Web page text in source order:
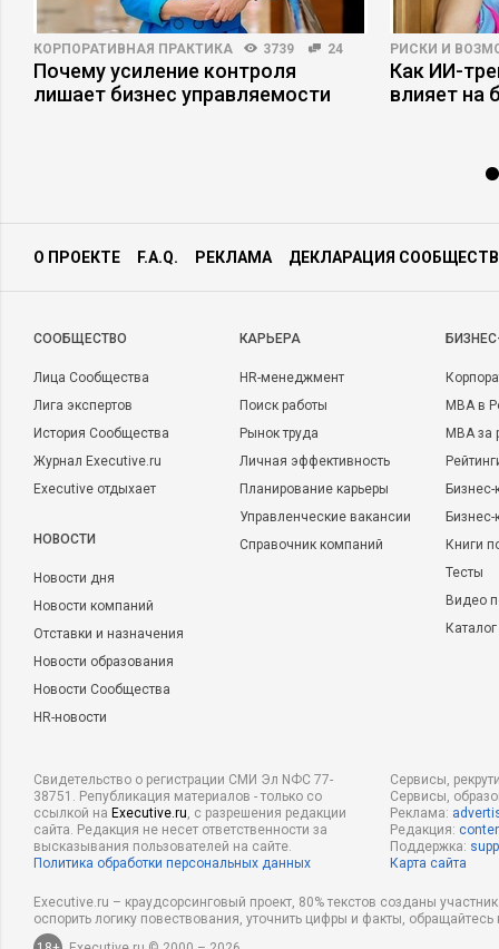
КОРПОРАТИВНАЯ ПРАКТИКА 3739 24
Почему усиление контроля
лишает бизнес управляемости
РИСКИ И
Как ИИ-
влияет на
О ПРОЕКТЕ F.A.Q. РЕКЛАМА ДЕКЛАРАЦИЯ
CООБЩЕСТВО
Лица Сообщества
Лига экспертов
История Сообщества
Журнал Executive.ru
Executive отдыхает
НОВОСТИ
Новости дня
Новости компаний
Отставки и назначения
Новости образования
Новости Сообщества
HR-новости
КАРЬЕРА
HR-менеджмент
Поиск работы
Рынок труда
Личная эффективность
Планирование карьеры
Управленческие вакансии
Справочник компаний
MBA в
MBA
Бизнес-
Книги
Тесты
Видео
Свидетельство о регистрации СМИ Эл NФС 77-
38751. Републикация материалов - только со
ссылкой на Executive.ru, с разрешения редакции
сайта. Редакция не несет ответственности за
высказывания пользователей на сайте.
Политика обработки персональных данных
Сервисы,
Сервисы,
Реклама:
Редакция:
Поддержка:
Карта сайта
Executive.ru – краудсорсинговый проект, 80% текстов созданы
оспорить логику повествования, уточнить цифры и факты,